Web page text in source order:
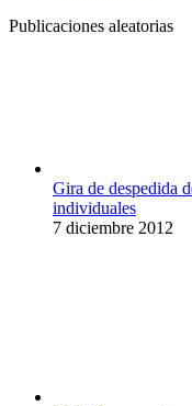
Publicaciones aleatorias
Gira de despedida
individuales
7 diciembre 2012